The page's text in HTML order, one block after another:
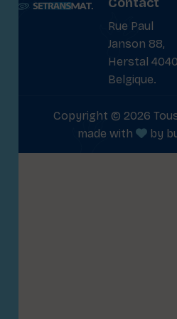
Rue Paul
Janson 88,
Herstal
Belgique.
Copyright © 2026
made with
by